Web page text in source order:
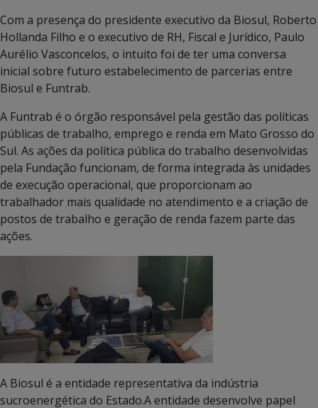
Com a presença do presidente executivo da Biosul, Roberto
Hollanda Filho e o executivo de RH, Fiscal e Jurídico, Paulo
Aurélio Vasconcelos, o intuito foi de ter uma conversa
inicial sobre futuro estabelecimento de parcerias entre
Biosul e Funtrab.
A Funtrab é o órgão responsável pela gestão das políticas
públicas de trabalho, emprego e renda em Mato Grosso do
Sul. As ações da política pública do trabalho desenvolvidas
pela Fundação funcionam, de forma integrada às unidades
de execução operacional, que proporcionam ao
trabalhador mais qualidade no atendimento e a criação de
postos de trabalho e geração de renda fazem parte das
ações.
A Biosul é a entidade representativa da indústria
sucroenergética do Estado.A entidade desenvolve papel